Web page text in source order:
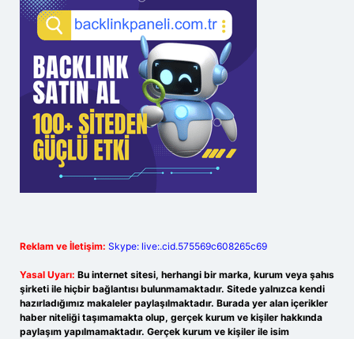
Reklam ve İletişim: Skype: live:.cid.575569c608265c69
Yasal Uyarı: Bu internet sitesi, herhangi bir marka, kurum veya şahıs
şirketi ile hiçbir bağlantısı bulunmamaktadır. Sitede yalnızca kendi
hazırladığımız makaleler paylaşılmaktadır. Burada yer alan içerikler
haber niteliği taşımamakta olup, gerçek kurum ve kişiler hakkında
paylaşım yapılmamaktadır. Gerçek kurum ve kişiler ile isim